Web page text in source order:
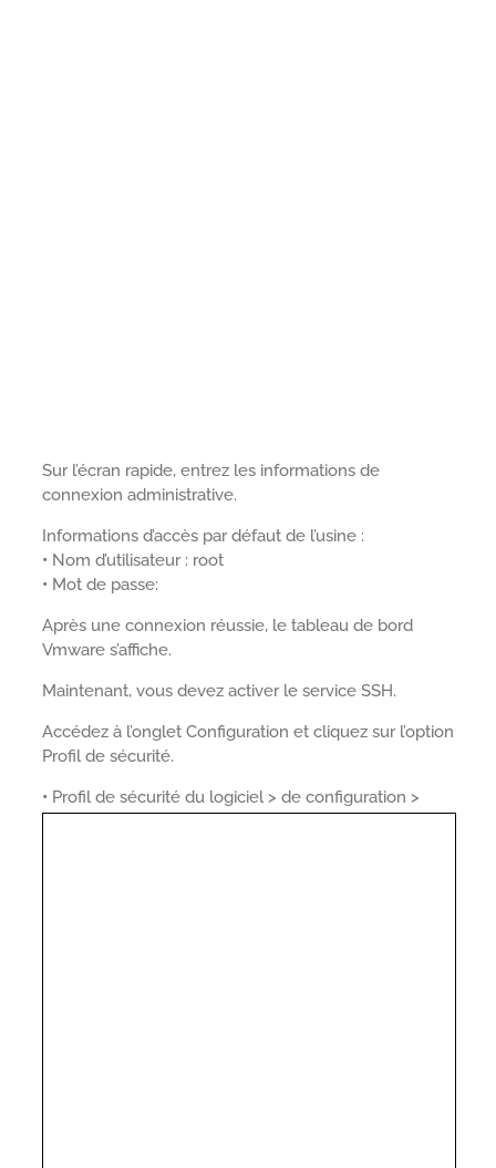
Sur l’écran rapide, entrez les informations de
connexion administrative.
Informations d’accès par défaut de l’usine :
• Nom d’utilisateur : root
• Mot de passe:
Après une connexion réussie, le tableau de bord
Vmware s’affiche.
Maintenant, vous devez activer le service SSH.
Accédez à l’onglet Configuration et cliquez sur l’option
Profil de sécurité.
• Profil de sécurité du logiciel > de configuration >